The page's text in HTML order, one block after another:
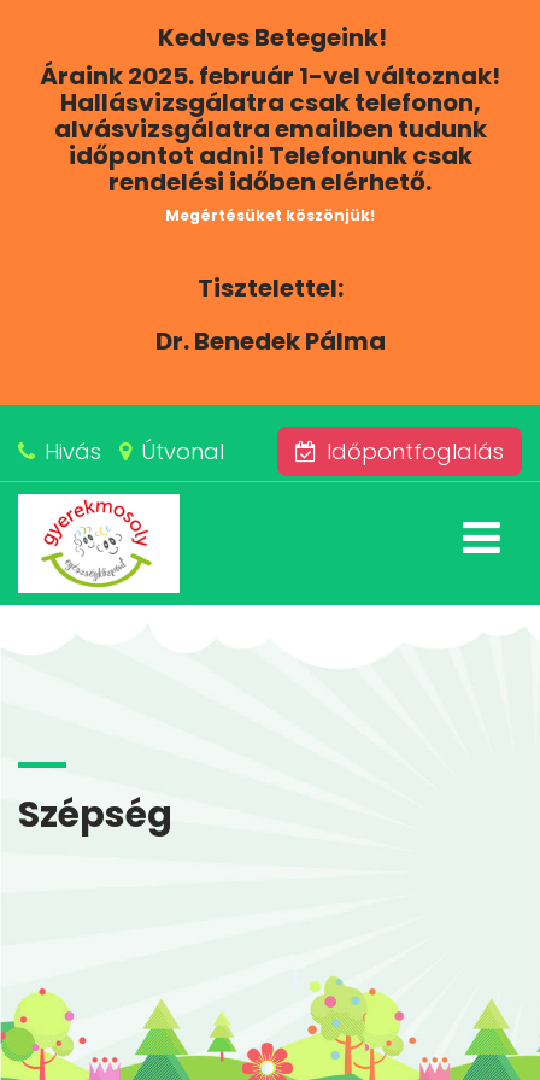
Kedves Betegeink!
Áraink 2025. február 1-vel változnak!
Hallásvizsgálatra csak telefonon,
alvásvizsgálatra emailben tudunk
időpontot adni! Telefonunk csak
rendelési időben elérhető.
Megértésüket köszönjük!
Tisztelettel:
Dr. Benedek Pálma
Hivás Útvonal Időpontfoglalás
Szépség
RÓLUNK
KAPCSOLAT
SZOLGÁLTATÁSAINK